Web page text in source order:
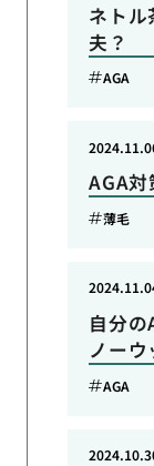
ネトル
夫？
AGA
AGA
薄毛
自分
ノー
AGA